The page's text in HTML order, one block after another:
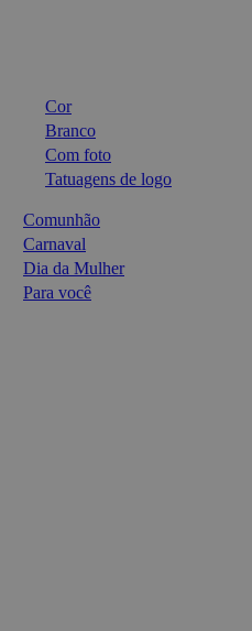
Cor
Branco
Com foto
Tatuagens de logo
Comunhão
Carnaval
Dia da Mulher
Para você